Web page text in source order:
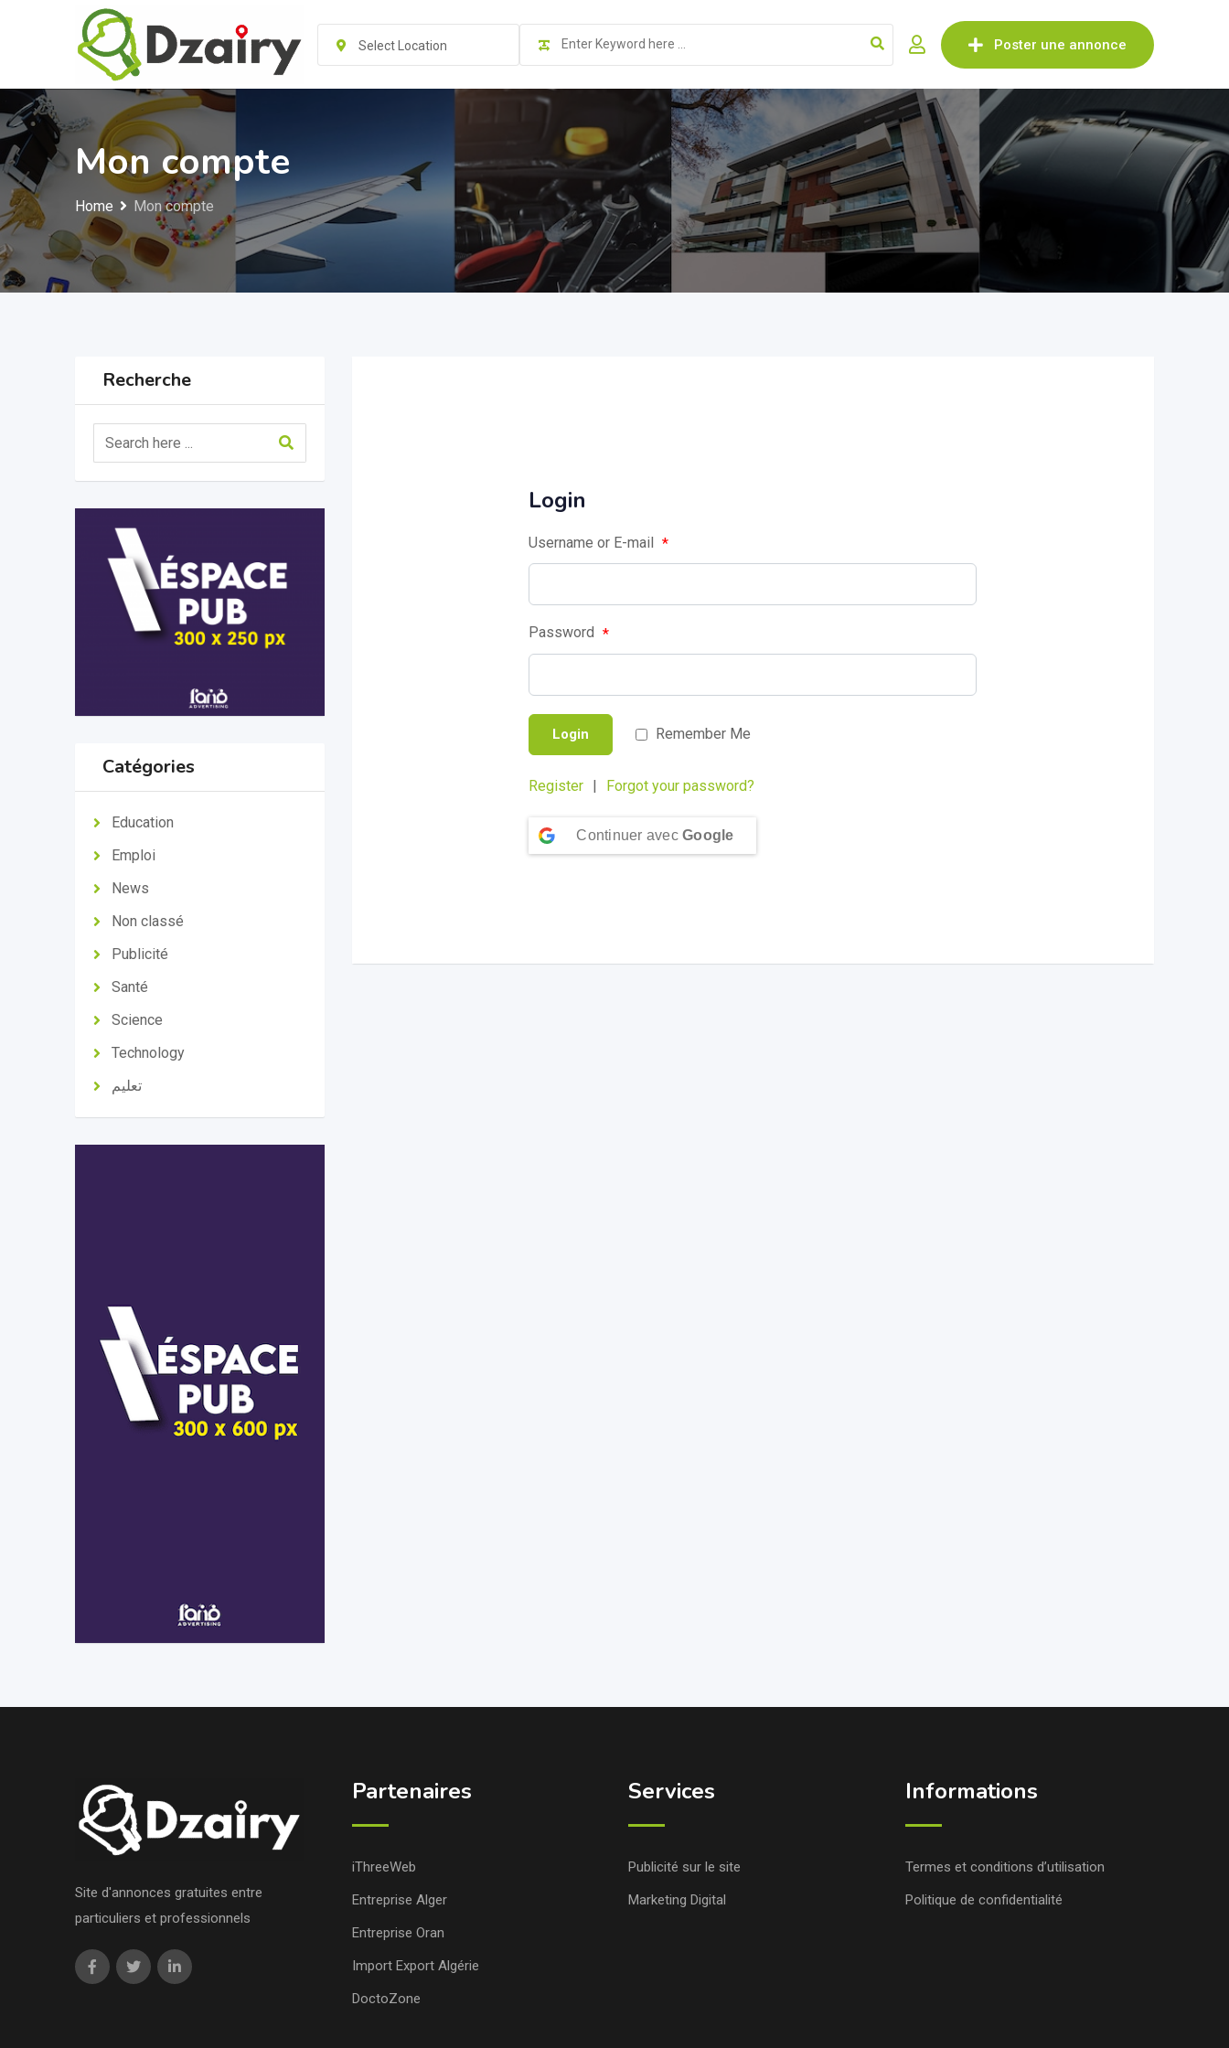
Select Location Poster une annonce
Mon compte
Home Mon compte
Recherche
Catégories
Education
Emploi
News
Non classé
Publicité
Santé
Science
Technology
تعليم
Login
Username or E-mail *
Password *
Login Remember Me
Register | Forgot your password?
Continuer avec Google
Site d'annonces gratuites entre
particuliers et professionnels
Partenaires
iThreeWeb
Entreprise Alger
Entreprise Oran
Import Export Algérie
DoctoZone
Services
Publicité sur le site
Marketing Digital
Informations
Termes et conditions d’utilisation
Politique de confidentialité